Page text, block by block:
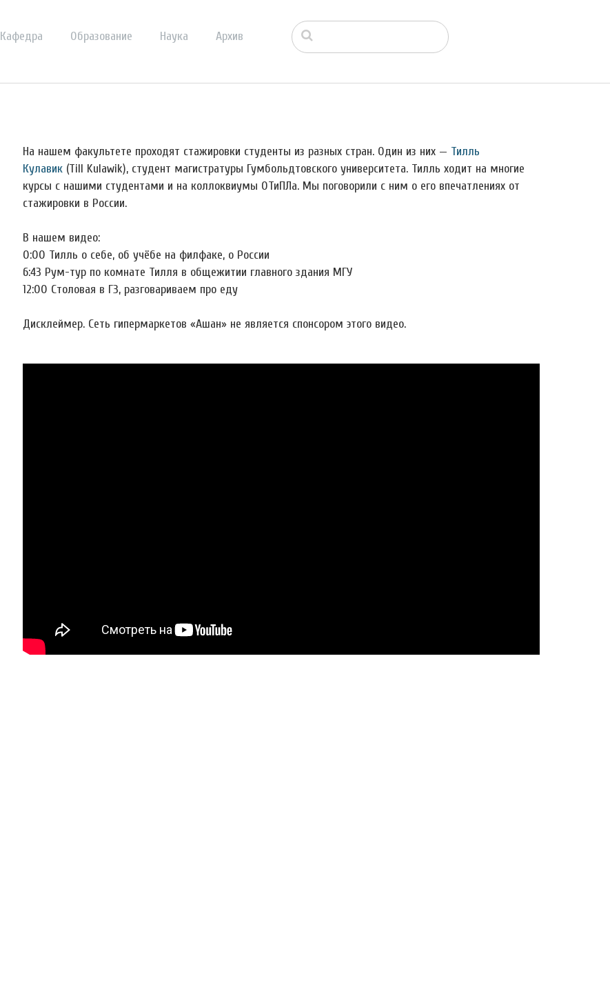
Кафедра Образование Наука Архив
На нашем факультете проходят стажировки студенты из разных стран. Один из них — Тилль
Кулавик (Till Kulawik), студент магистратуры Гумбольдтовского университета. Тилль ходит на многие
курсы с нашими студентами и на коллоквиумы ОТиПЛа. Мы поговорили с ним о его впечатлениях от
стажировки в России.
В нашем видео:
0:00 Тилль о себе, об учёбе на филфаке, о России
6:43 Рум-тур по комнате Тилля в общежитии главного здания МГУ
12:00 Столовая в ГЗ, разговариваем про еду
Дисклеймер. Сеть гипермаркетов «Ашан» не является спонсором этого видео.